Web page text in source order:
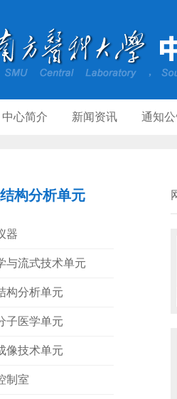
中心简介 新闻资讯 通知
构分析单元
器
与流式技术单元
构分析单元
子医学单元
像技术单元
制室